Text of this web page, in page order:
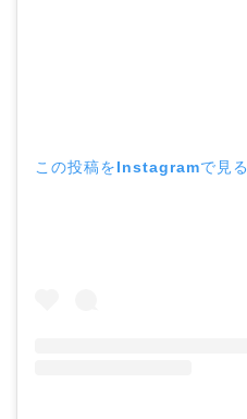
この投稿をInstagramで見る